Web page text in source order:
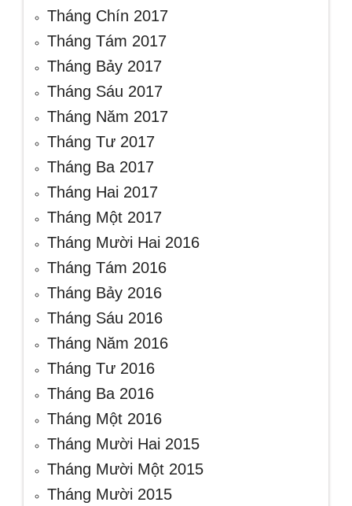
Tháng Chín 2017
Tháng Tám 2017
Tháng Bảy 2017
Tháng Sáu 2017
Tháng Năm 2017
Tháng Tư 2017
Tháng Ba 2017
Tháng Hai 2017
Tháng Một 2017
Tháng Mười Hai 2016
Tháng Tám 2016
Tháng Bảy 2016
Tháng Sáu 2016
Tháng Năm 2016
Tháng Tư 2016
Tháng Ba 2016
Tháng Một 2016
Tháng Mười Hai 2015
Tháng Mười Một 2015
Tháng Mười 2015